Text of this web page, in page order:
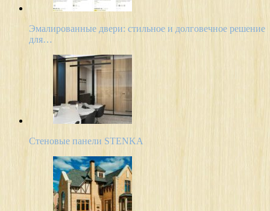
Эмалированные двери: стильное и долговечное решение
для…
Стеновые панели STENKA